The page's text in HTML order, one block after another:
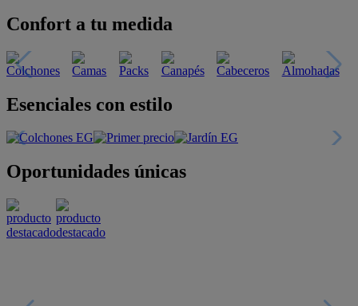
Confort a tu medida
Esenciales con estilo
Oportunidades únicas